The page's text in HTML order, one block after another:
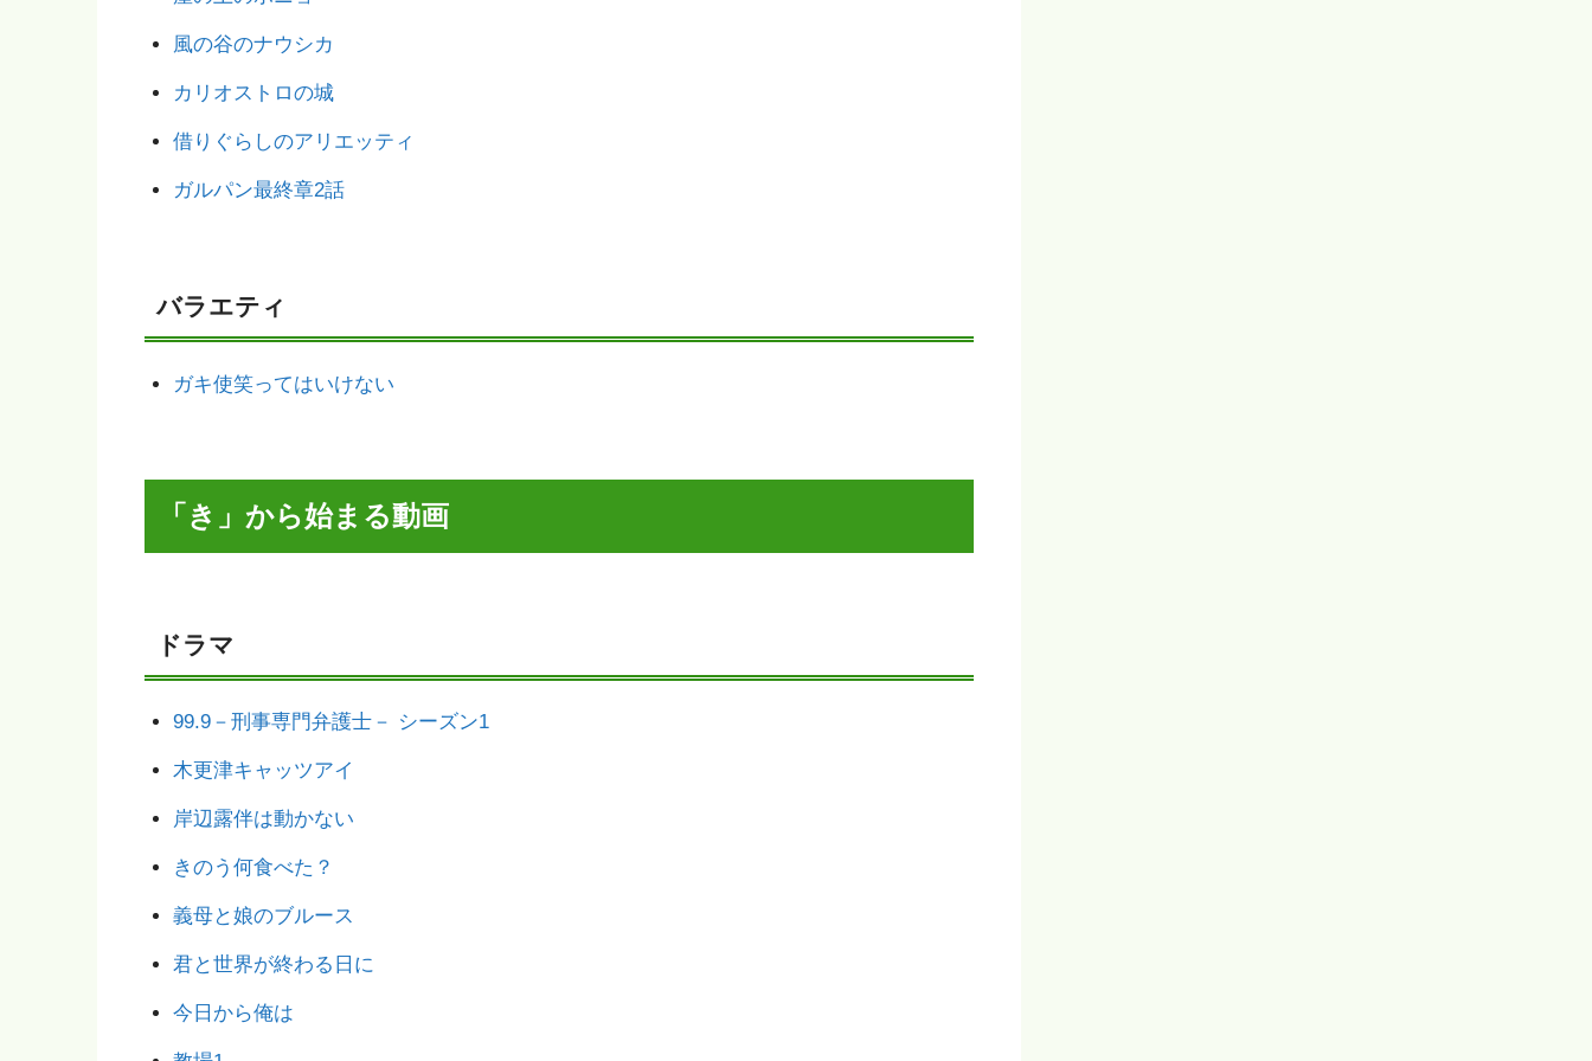
風の谷のナウシカ
カリオストロの城
借りぐらしのアリエッティ
ガルパン最終章2話
バラエティ
ガキ使笑ってはいけない
「き」から始まる動画
ドラマ
99.9－刑事専門弁護士－ シーズン1
木更津キャッツアイ
岸辺露伴は動かない
きのう何食べた？
義母と娘のブルース
君と世界が終わる日に
今日から俺は